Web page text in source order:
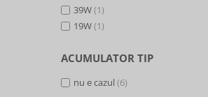
39W(1)
19W(1)
ACUMULATOR TIP
nu e cazul (6)